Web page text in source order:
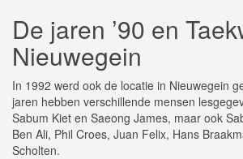
De jaren ’90 en
Nieuwegein
In 1992 werd ook de locatie in Nieuwegein
jaren hebben verschillende mensen
Sabum Kiet en Saeong James, maar ook
Ben Ali, Phil Croes, Juan Felix, Hans
Scholten.